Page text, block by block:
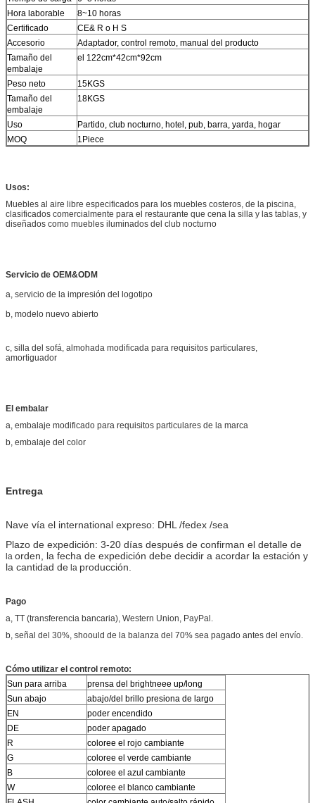
Hora laborable
8~10 horas
Certificado
CE& R o H S
Accesorio
Adaptador, control remoto, manual del producto
Tamaño del
embalaje
el 122cm*42cm*92cm
Peso neto
15KGS
Tamaño del
embalaje
18KGS
Uso
Partido, club nocturno, hotel, pub, barra, yarda, hogar
MOQ
1Piece
Usos:
Muebles al aire libre especificados para los muebles costeros, de la piscina,
clasificados comercialmente para el restaurante que cena la silla y las tablas, y
diseñados como muebles iluminados del club nocturno
Servicio de OEM&ODM
a, servicio de la impresión del logotipo
b, modelo nuevo abierto
c, silla del sofá, almohada modificada para requisitos particulares,
amortiguador
El embalar
a, embalaje modificado para requisitos particulares de la marca
b, embalaje del color
Entrega
Nave vía el international expreso: DHL /fedex /sea
Plazo de expedición: 3-20 días después de confirman el detalle de
la orden, la fecha de expedición debe decidir a acordar la estación y
la cantidad de la producción.
Pago
a, TT (transferencia bancaria), Western Union, PayPal.
b, señal del 30%, shoould de la balanza del 70% sea pagado antes del envío.
Cómo utilizar el control remoto:
Sun para arriba
prensa del brightneee up/long
Sun abajo
abajo/del brillo presiona de largo
EN
poder encendido
DE
poder apagado
R
coloree el rojo cambiante
G
coloree el verde cambiante
B
coloree el azul cambiante
W
coloree el blanco cambiante